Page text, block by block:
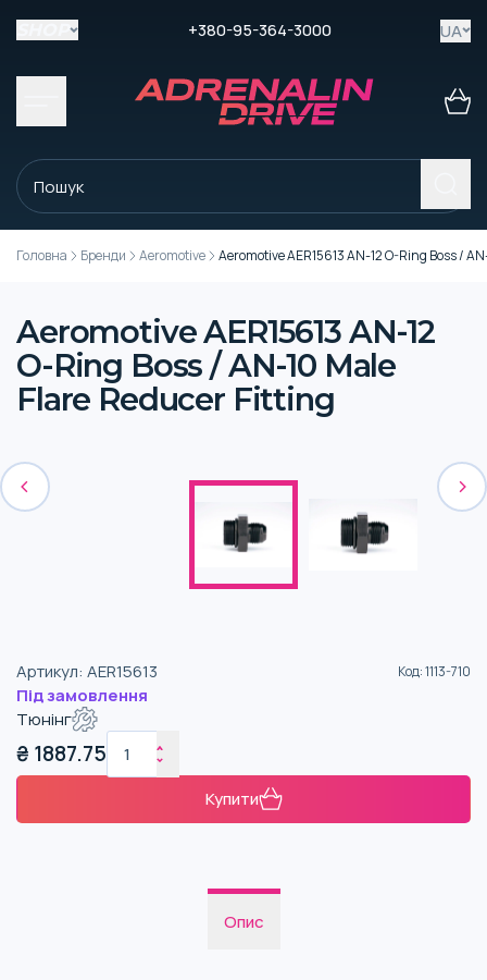
+380-95-364-3000 UA
Головна Бренди Aeromotive Aeromotive AER15613 AN-12 O-Ring Boss /
Aeromotive AER15613 AN-12
O-Ring Boss / AN-10 Male
Flare Reducer Fitting
Артикул: AER15613 Код:1113-710
Під замовлення
Тюнінг
₴ 1887.75
Купити
Опис